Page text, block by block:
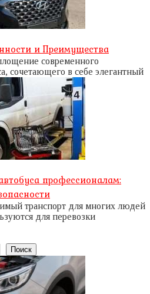
и Преимущества
современного
сочетающего в себе элегантный
профессионалам:
транспорт для многих людей
для перевозки
Поиск